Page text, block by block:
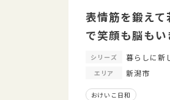
表情筋を鍛え
で笑顔も脳もい
シリーズ 暮らしに新
エリア 新潟市
おけいこ日和